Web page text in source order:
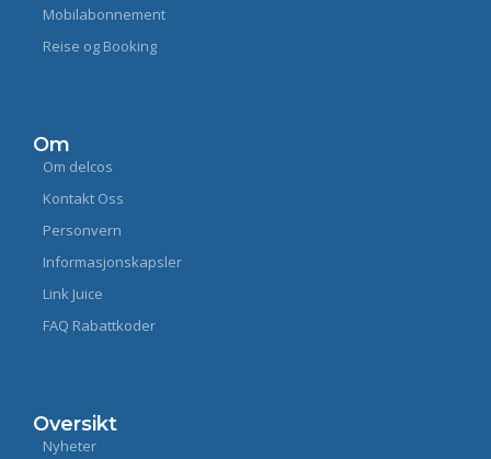
Mobilabonnement
Reise og Booking
Om
Om delcos
Kontakt Oss
Personvern
Informasjonskapsler
Link Juice
FAQ Rabattkoder
Oversikt
Nyheter